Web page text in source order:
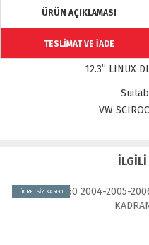
ÜRÜN AÇIKLAMASI
TESLİMAT VE İADE
12.3” LINUX
VW
ÜCRETSİZ KARGO